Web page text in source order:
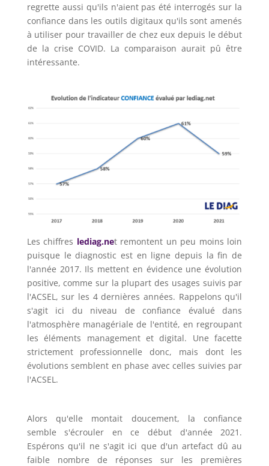
regrette aussi qu'ils n'aient pas été interrogés sur la
confiance dans les outils digitaux qu'ils sont amenés
à utiliser pour travailler de chez eux depuis le début
de la crise COVID. La comparaison aurait pû être
intéressante.
Les chiffres lediag.net remontent un peu moins loin
puisque le diagnostic est en ligne depuis la fin de
l'année 2017. Ils mettent en évidence une évolution
positive, comme sur la plupart des usages suivis par
l'ACSEL, sur les 4 dernières années. Rappelons qu'il
s'agit ici du niveau de confiance évalué dans
l'atmosphère managériale de l'entité, en regroupant
les éléments management et digital. Une facette
strictement professionnelle donc, mais dont les
évolutions semblent en phase avec celles suivies par
l'ACSEL.
Alors qu'elle montait doucement, la confiance
semble s'écrouler en ce début d'année 2021.
Espérons qu'il ne s'agit ici que d'un artefact dû au
faible nombre de réponses sur les premières